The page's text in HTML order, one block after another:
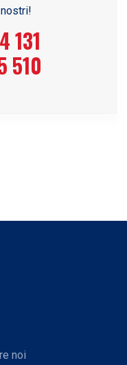
131
510
noi